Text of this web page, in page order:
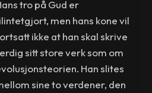
tro på Gud er
men hans kone vil
ikke at han skal skrive
sitt store verk som om
Han slites
sine to verdener, den